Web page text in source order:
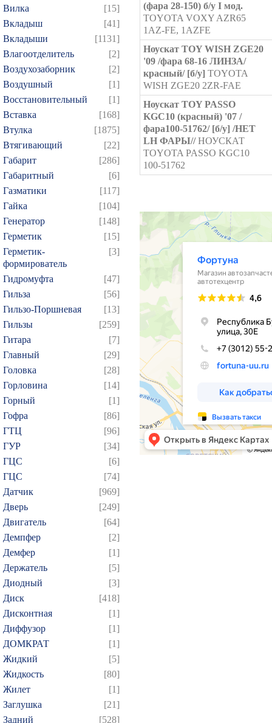
Вилка
[15]
Вкладыш
[41]
Вкладыши
[1131]
Влагоотделитель
[2]
Воздухозаборник
[2]
Воздушный
[1]
Восстановительный
[1]
Вставка
[168]
Втулка
[1875]
Втягивающий
[22]
Габарит
[286]
Габаритный
[6]
Газматики
[117]
Гайка
[104]
Генератор
[148]
Герметик
[15]
Герметик-
формирователь
[3]
Гидромуфта
[47]
Гильза
[56]
Гильзо-Поршневая
[13]
Гильзы
[259]
Гитара
[7]
Главный
[29]
Головка
[28]
Горловина
[14]
Горный
[1]
Гофра
[86]
ГТЦ
[96]
ГУР
[34]
ГЦC
[6]
ГЦС
[74]
Датчик
[969]
Дверь
[249]
Двигатель
[64]
Демпфер
[2]
Демфер
[1]
Держатель
[5]
Диодный
[3]
Диск
[418]
Дисконтная
[1]
Диффузор
[1]
ДОМКРАТ
[1]
Жидкий
[5]
Жидкость
[80]
Жилет
[1]
Заглушка
[21]
Задний
[528]
(фара 28-150) б/у I мод.
TOYOTA VOXY AZR65
1AZ-FE, 1AZFE
Ноускат TOY WISH ZGE20
'09 /фара 68-16 ЛИНЗА/
красный/ [б/у] TOYOTA
WISH ZGE20 2ZR-FAE
Ноускат TOY PASSO
KGC10 (красный) '07 /
фара100-51762/ [б/у] /НЕТ
LH ФАРЫ//НОУСКАТ
TOYOTA PASSO KGC10
100-51762